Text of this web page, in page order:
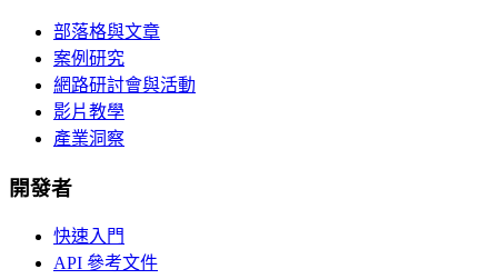
部落格與文章
案例研究
網路研討會與活動
影片教學
產業洞察
開發者
快速入門
API 參考文件